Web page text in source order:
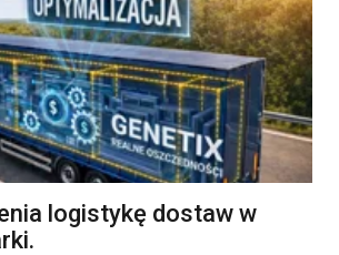
logistykę dostaw w